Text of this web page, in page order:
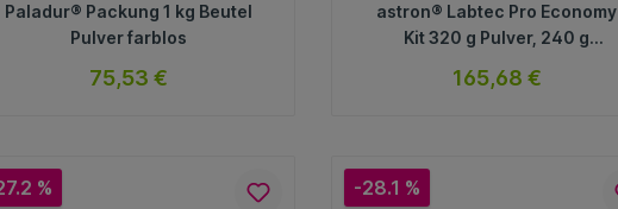
Paladur® Packung 1 kg Beutel
Pulver farblos
75,53 €
astron® Labtec Pro Economy
Kit 320 g Pulver, 240 g
165,68 €
% -28.1 %